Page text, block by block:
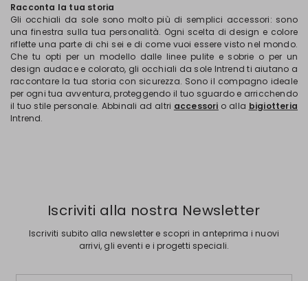
Racconta la tua storia
Gli occhiali da sole sono molto più di semplici accessori: sono
una finestra sulla tua personalità. Ogni scelta di design e colore
riflette una parte di chi sei e di come vuoi essere visto nel mondo.
Che tu opti per un modello dalle linee pulite e sobrie o per un
design audace e colorato, gli occhiali da sole Intrend ti aiutano a
raccontare la tua storia con sicurezza. Sono il compagno ideale
per ogni tua avventura, proteggendo il tuo sguardo e arricchendo
il tuo stile personale. Abbinali ad altri accessori o alla bigiotteria
Intrend.
Iscriviti alla nostra Newsletter
Iscriviti subito alla newsletter e scopri in anteprima i nuovi
arrivi, gli eventi e i progetti speciali.